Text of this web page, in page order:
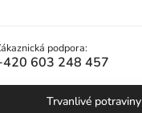
podpora:
603 248 457
Trvanlivé potraviny